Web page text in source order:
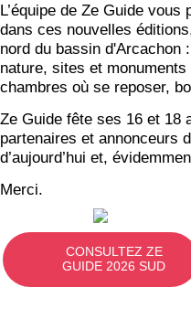
L’équipe de Ze Guide
dans ces nouvelles
nord du bassin d'Arcachon
nature, sites et
chambres où se reposer,
Ze Guide fête ses 16 et 18
partenaires et annonceurs
d’aujourd’hui et,
Merci.
CONSULTEZ ZE
GUIDE 2026 SUD